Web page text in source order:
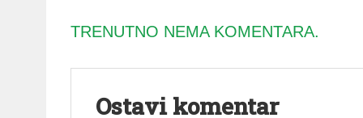
TRENUTNO NEMA KOMENTARA.
Ostavi komentar